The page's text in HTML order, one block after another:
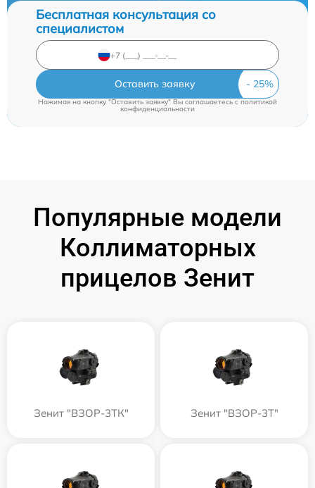
Бесплатная консультация со
специалистом
Оставить заявку
Нажимая на кнопку "Оставить заявку" Вы соглашаетесь c политикой
конфиденциальности
Популярные модели
Коллиматорных
прицелов Зенит
Зенит "ВЗОР-3ТК" Зенит "ВЗОР-3Т"